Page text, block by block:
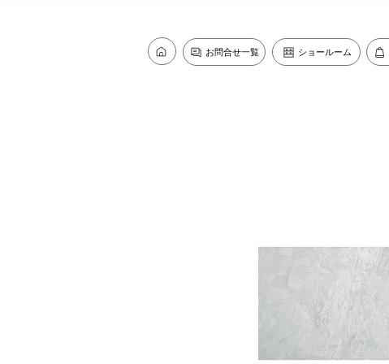
お問合せ一覧 ショールーム